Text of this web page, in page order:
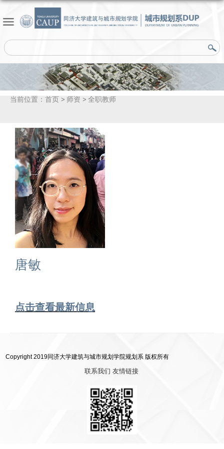
当前位置： 首页 师资 全职教师
唐敏
点击查看最新信息
Copyright 2019同济大学建筑与城市规划学院规划系 版权所有
联系我们 友情链接